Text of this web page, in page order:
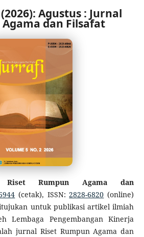
Agustus : Jurnal
dan Filsafat
Riset Rumpun Agama dan
(cetak), ISSN:2828-6820 (online)
untuk publikasi artikel ilmiah
Lembaga Pengembangan Kinerja
jurnal Riset Rumpun Agama dan